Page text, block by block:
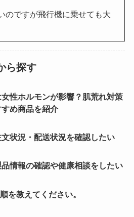
のですが飛行機に乗せても大
ら探す
性ホルモンが影響？肌荒れ対策
め商品を紹介
状況・配送状況を確認したい
情報の確認や健康相談をしたい
を教えてください。